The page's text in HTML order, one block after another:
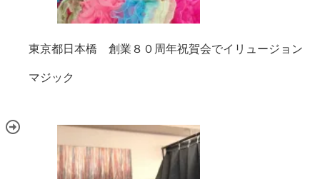
東京都日本橋 創業８０周年祝賀会でイリュージョン
マジック